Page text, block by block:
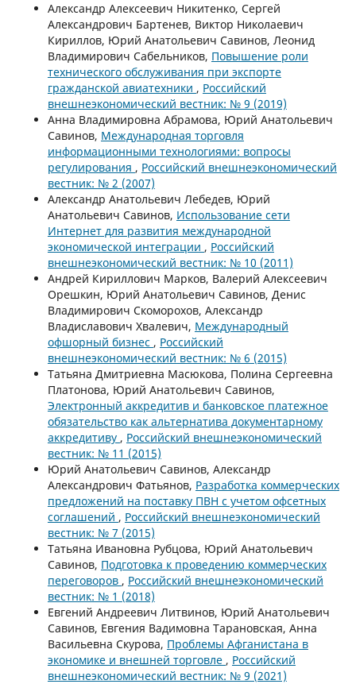
Александр Алексеевич Никитенко, Сергей
Александрович Бартенев, Виктор Николаевич
Кириллов, Юрий Анатольевич Савинов, Леонид
Владимирович Сабельников, Повышение роли
технического обслуживания при экспорте
гражданской авиатехники , Российский
внешнеэкономический вестник: № 9 (2019)
Анна Владимировна Абрамова, Юрий Анатольевич
Савинов, Международная торговля
информационными технологиями: вопросы
регулирования , Российский внешнеэкономический
вестник: № 2 (2007)
Александр Анатольевич Лебедев, Юрий
Анатольевич Савинов, Использование сети
Интернет для развития международной
экономической интеграции , Российский
внешнеэкономический вестник: № 10 (2011)
Андрей Кириллович Марков, Валерий Алексеевич
Орешкин, Юрий Анатольевич Савинов, Денис
Владимирович Скоморохов, Александр
Владиславович Хвалевич, Международный
офшорный бизнес , Российский
внешнеэкономический вестник: № 6 (2015)
Татьяна Дмитриевна Масюкова, Полина Сергеевна
Платонова, Юрий Анатольевич Савинов,
Электронный аккредитив и банковское платежное
обязательство как альтернатива документарному
аккредитиву , Российский внешнеэкономический
вестник: № 11 (2015)
Юрий Анатольевич Савинов, Александр
Александрович Фатьянов, Разработка коммерческих
предложений на поставку ПВН с учетом офсетных
соглашений , Российский внешнеэкономический
вестник: № 7 (2015)
Татьяна Ивановна Рубцова, Юрий Анатольевич
Савинов, Подготовка к проведению коммерческих
переговоров , Российский внешнеэкономический
вестник: № 1 (2018)
Евгений Андреевич Литвинов, Юрий Анатольевич
Савинов, Евгения Вадимовна Тарановская, Анна
Васильевна Скурова, Проблемы Афганистана в
экономике и внешней торговле , Российский
внешнеэкономический вестник: № 9 (2021)